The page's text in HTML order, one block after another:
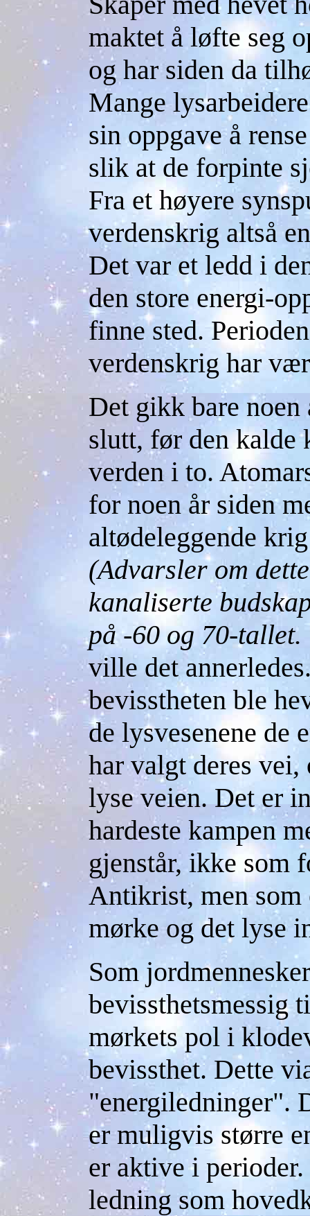
maktet å løfte seg
og har siden da
Mange
sin oppgave å
slik at de forpinte
Fra et høyere
verdenskrig altså
Det var et ledd i
den store energi-
finne sted.
verdenskrig har
Det gikk bare
slutt, før den kalde
verden i to.
for noen år siden
altødeleggende
(Advarsler om
kanaliserte
på -60 og 70-
ville det
bevisstheten ble
de lysvesenene de
har valgt deres vei,
lyse veien. Det er
hardeste kampen
gjenstår, ikke som
Antikrist, men som
mørke og det lyse
Som
bevissthetsmessig
mørkets pol i
bevissthet. Dette
"energiledninger".
er muligvis større
er aktive i
ledning som